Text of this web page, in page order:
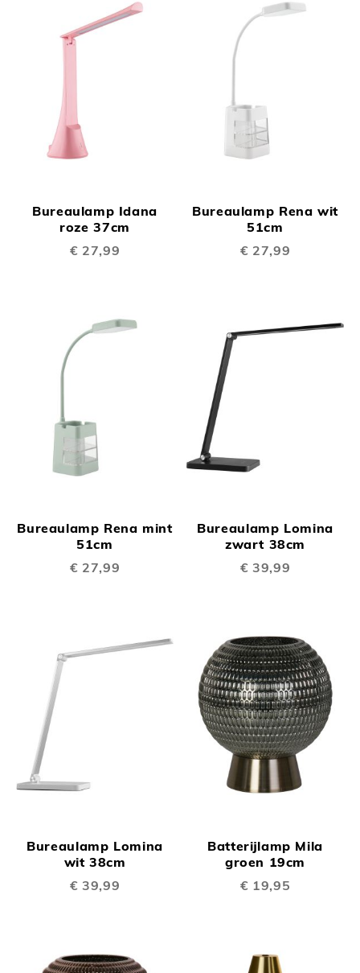
Bureaulamp Idana
roze 37cm
€ 27,99
Bureaulamp Rena wit
51cm
€ 27,99
Bureaulamp Rena mint
51cm
€ 27,99
Bureaulamp Lomina
zwart 38cm
€ 39,99
Bureaulamp Lomina
wit 38cm
€ 39,99
Batterijlamp Mila
groen 19cm
€ 19,95